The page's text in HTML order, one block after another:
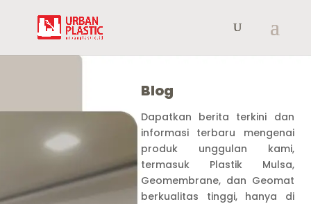
Blog
Dapatkan berita terkini dan
informasi terbaru mengenai
produk unggulan kami,
termasuk Plastik Mulsa,
Geomembrane, dan Geomat
berkualitas tinggi, hanya di